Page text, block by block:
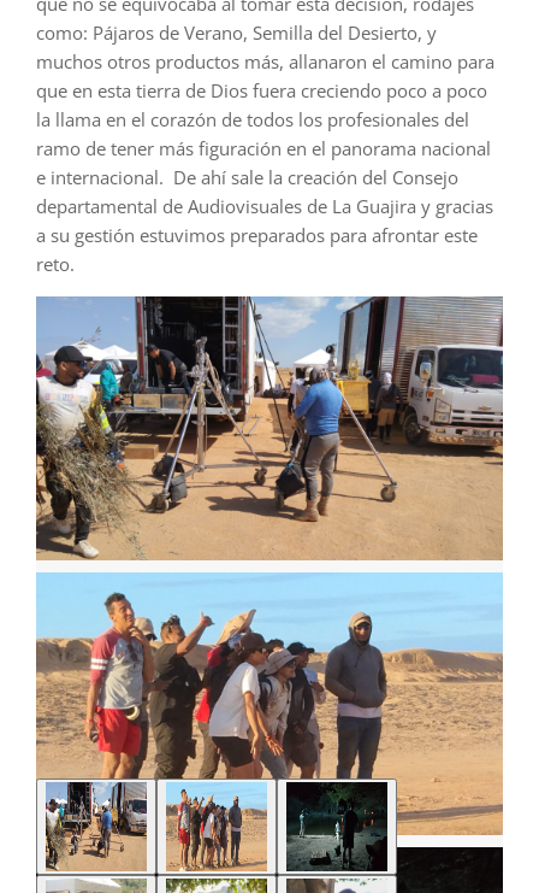
como: Pájaros de Verano, Semilla del Desierto, y
muchos otros productos más, allanaron el camino para
que en esta tierra de Dios fuera creciendo poco a poco
la llama en el corazón de todos los profesionales del
ramo de tener más figuración en el panorama nacional
e internacional. De ahí sale la creación del Consejo
departamental de Audiovisuales de La Guajira y gracias
a su gestión estuvimos preparados para afrontar este
reto.